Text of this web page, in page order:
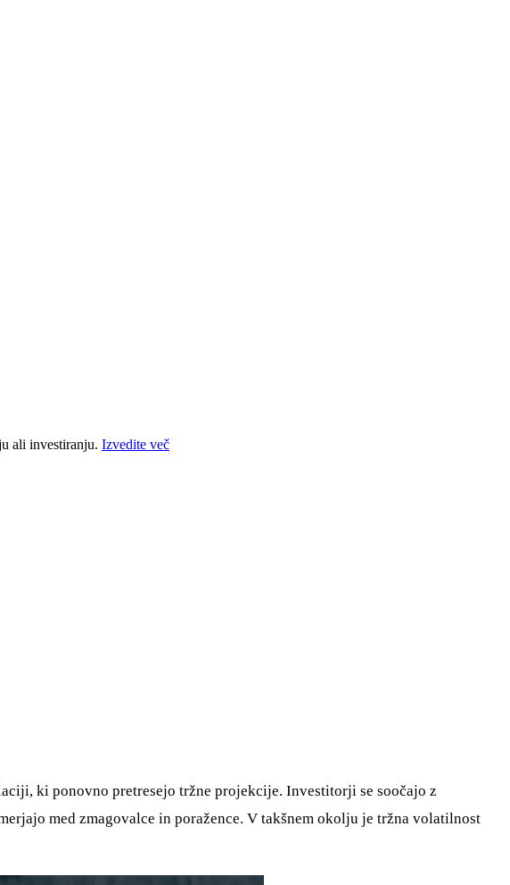
ali investiranju. Izvedite več
ki ponovno pretresejo tržne projekcije. Investitorji se soočajo z
med zmagovalce in poražence. V takšnem okolju je tržna volatilnost